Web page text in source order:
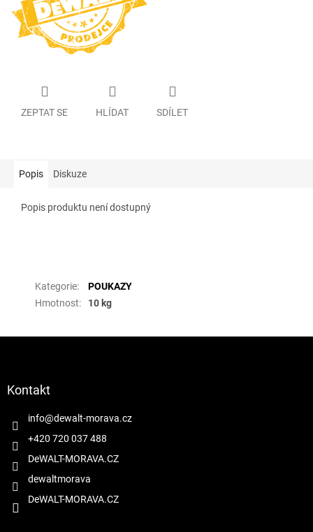
ZEPTAT SE HLÍDAT SDÍLET
Popis Diskuze
Popis produktu není dostupný
Kategorie:
POUKAZY
Hmotnost: 10 kg
Kontakt
info@dewalt-morava.cz
+420 720 037 488
DeWALT-MORAVA.CZ
dewaltmorava
DeWALT-MORAVA.CZ